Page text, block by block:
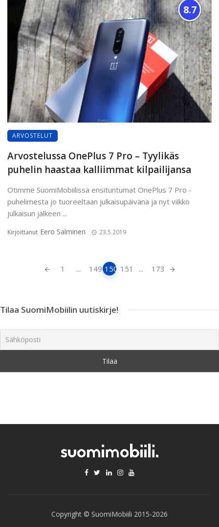
8.7
ARVOSTELUT
Arvostelussa OnePlus 7 Pro – Tyylikäs
puhelin haastaa kalliimmat kilpailijansa
Otimme SuomiMobiilissa ensituntumat OnePlus 7 Pro -
puhelimesta jo tuoreeltaan julkaisupäivänä ja nyt viikko
julkaisun jälkeen ...
Kirjoittanut Eero Salminen 23.5.2019
Artikkeleiden
1 ... 149 150 151 ... 173
Tilaa SuomiMobiilin uutiskirje!
Copyright © SuomiMobiili 2015-2026